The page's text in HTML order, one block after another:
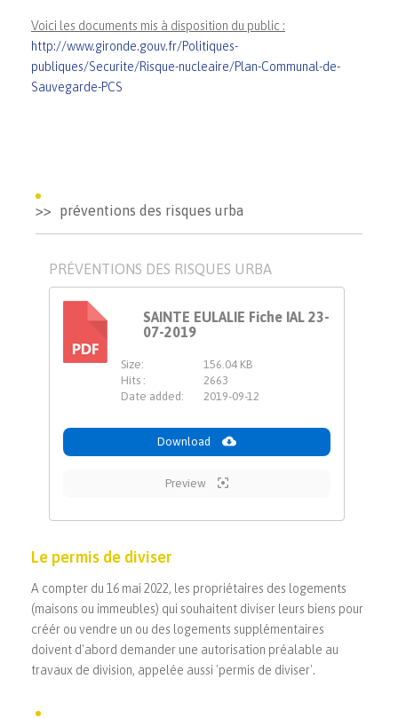
Voici les documents mis à disposition du public :
http://www.gironde.gouv.fr/Politiques-
publiques/Securite/Risque-nucleaire/Plan-Communal-de-
Sauvegarde-PCS
préventions des risques urba
PRÉVENTIONS DES RISQUES URBA
PDF
SAINTE EULALIE Fiche IAL 23-
07-2019
Size:
156.04 KB
Hits :
2663
Date added:
2019-09-12
Download
Preview
Le permis de diviser
A compter du 16 mai 2022, les propriétaires des logements
(maisons ou immeubles) qui souhaitent diviser leurs biens pour
créér ou vendre un ou des logements supplémentaires
doivent d'abord demander une autorisation préalable au
travaux de division, appelée aussi 'permis de diviser'.